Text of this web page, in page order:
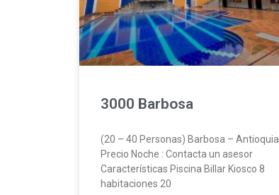
3000 Barbosa
(20 – 40 Personas) Barbosa – Antioquia
Precio Noche : Contacta un asesor
Características Piscina Billar Kiosco 8
habitaciones 20